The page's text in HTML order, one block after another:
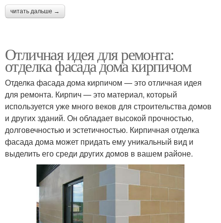
читать дальше →
Отличная идея для ремонта:
отделка фасада дома кирпичом
Отделка фасада дома кирпичом — это отличная идея
для ремонта. Кирпич — это материал, который
используется уже много веков для строительства домов
и других зданий. Он обладает высокой прочностью,
долговечностью и эстетичностью. Кирпичная отделка
фасада дома может придать ему уникальный вид и
выделить его среди других домов в вашем районе.